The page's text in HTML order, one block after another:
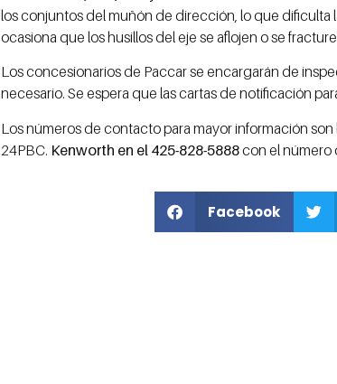
los conjuntos del muñón de dirección, lo que
ocasiona que los husillos del eje se aflojen o se
Los concesionarios de Paccar se encargarán de
necesario. Se espera que las cartas de notificación
Los números de contacto para mayor información son
24PBC. Kenworth en el 425-828-5888con el número
Facebook